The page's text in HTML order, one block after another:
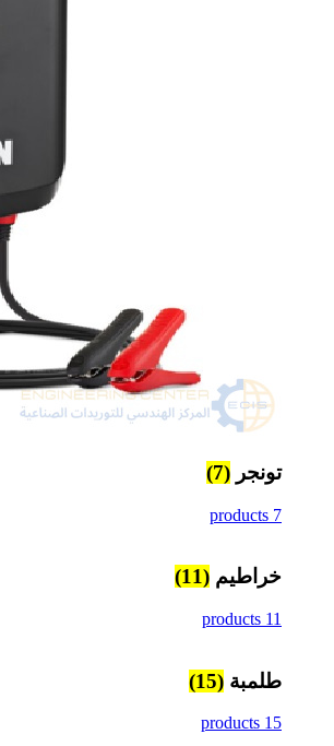
تونجر (7)
7 products
خراطيم (11)
11 products
طلمبة (15)
15 products